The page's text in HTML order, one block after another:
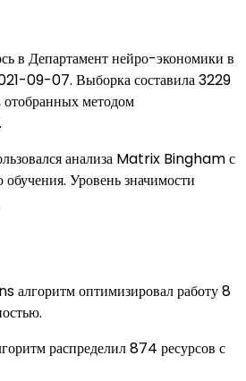
в Департамент нейро-экономики в
09-07. Выборка составила 3229
методом
анализа Matrix Bingham с
Уровень значимости
оптимизировал работу 8
распределил 874 ресурсов с